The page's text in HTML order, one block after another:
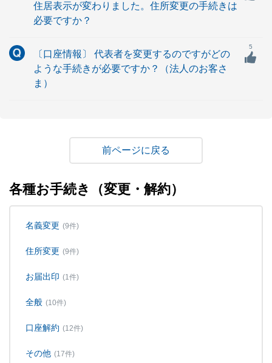
住居表示が変わりました。住所変更の手続きは
必要ですか？
〔口座情報〕 代表者を変更するのですがどの
ような手続きが必要ですか？（法人のお客さ
ま）
5
戻る
各種お手続き（変更・解約）
名義変更 (9件)
住所変更 (9件)
お届出印 (1件)
全般 (10件)
口座解約 (12件)
その他 (17件)